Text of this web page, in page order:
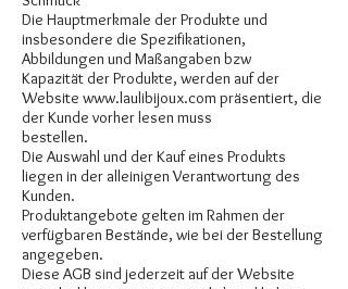
Die Hauptmerkmale der Produkte und
insbesondere die Spezifikationen,
Abbildungen und Maßangaben bzw
Kapazität der Produkte, werden auf der
Website www.laulibijoux.com präsentiert, die
der Kunde vorher lesen muss
bestellen.
Die Auswahl und der Kauf eines Produkts
liegen in der alleinigen Verantwortung des
Kunden.
Produktangebote gelten im Rahmen der
verfügbaren Bestände, wie bei der Bestellung
angegeben.
Diese AGB sind jederzeit auf der Website